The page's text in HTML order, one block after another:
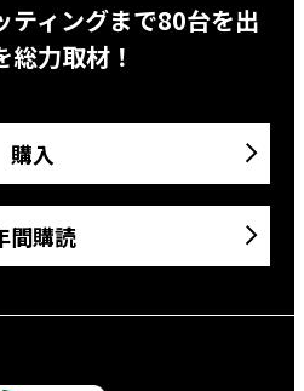
ティングまで80台を出
力取材！
購入
間購読